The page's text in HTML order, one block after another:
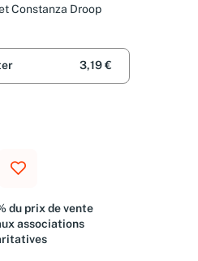
Constanza Droop
3,19 €
du prix de vente
associations